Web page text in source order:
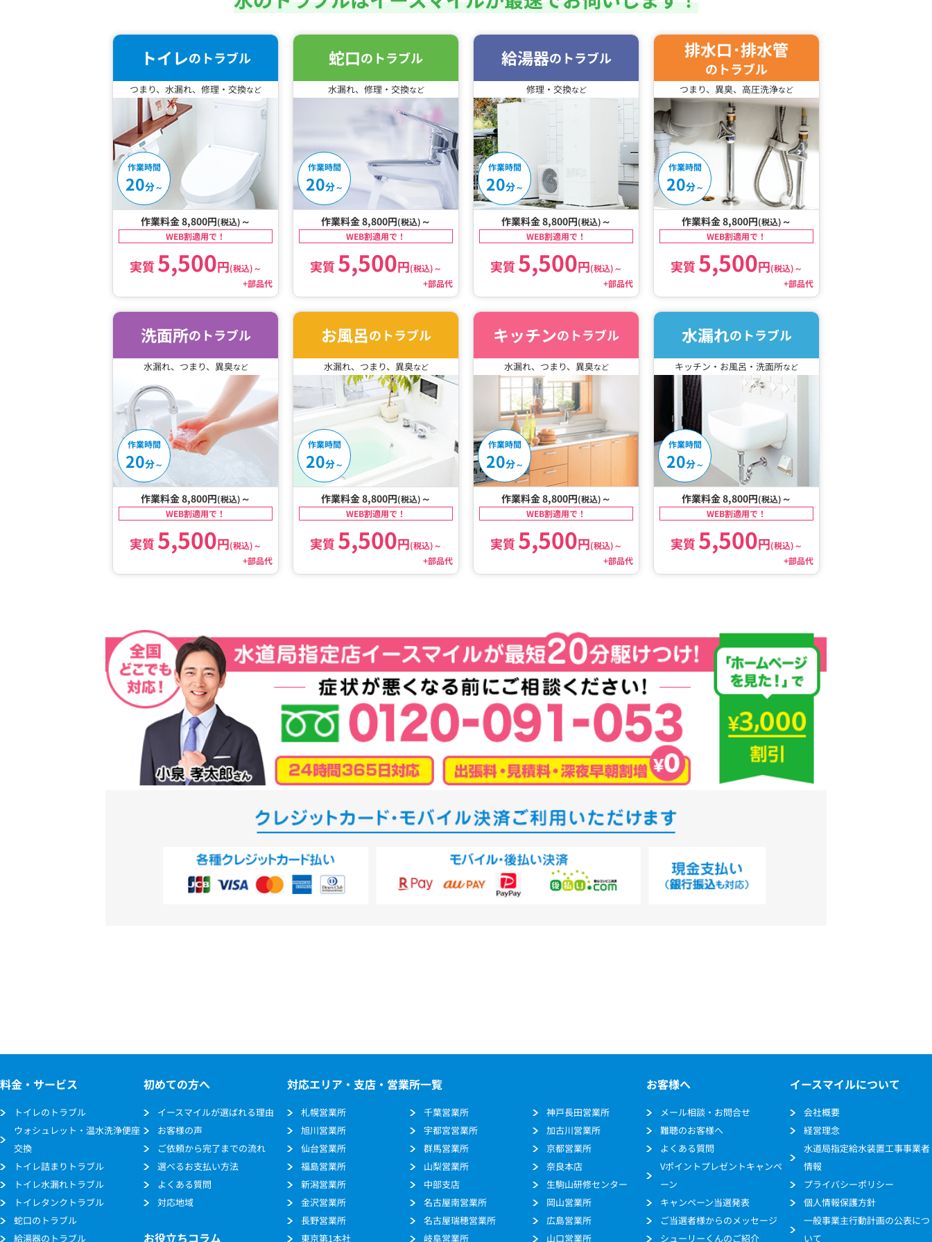
トイレのトラブル
つまり、水漏れ、修理・交換など
作業時間
20分～
作業料金 8,800円(税込) ～
WEB割適用で！
実質 5,500円(税込)～
+部品代
蛇口のトラブル
水漏れ、修理・交換など
作業時間
20分～
作業料金 8,800円(税込) ～
WEB割適用で！
実質 5,500円(税込)～
+部品代
給湯器のトラブル
修理・交換など
作業時間
20分～
作業料金 8,800円(税込) ～
WEB割適用で！
実質 5,500円(税込)～
+部品代
排水口･排水管
のトラブル
つまり、異臭、高圧洗浄など
作業時間
20分～
作業料金 8,800円(税込) ～
WEB割適用で！
実質 5,500円(税込)～
+部品代
洗面所のトラブル
水漏れ、つまり、異臭など
作業時間
20分～
作業料金 8,800円(税込) ～
WEB割適用で！
実質 5,500円(税込)～
+部品代
お風呂のトラブル
水漏れ、つまり、異臭など
作業時間
20分～
作業料金 8,800円(税込) ～
WEB割適用で！
実質 5,500円(税込)～
+部品代
キッチンのトラブル
水漏れ、つまり、異臭など
作業時間
20分～
作業料金 8,800円(税込) ～
WEB割適用で！
実質 5,500円(税込)～
+部品代
水漏れのトラブル
キッチン・お風呂・洗面所など
作業時間
20分～
作業料金 8,800円(税込) ～
WEB割適用で！
実質 5,500円(税込)～
+部品代
料金・サービス
トイレのトラブル
ウォシュレット・温水洗浄便座
交換
トイレ詰まりトラブル
トイレ水漏れトラブル
トイレタンクトラブル
蛇口のトラブル
給湯器のトラブル
初めての方へ
イースマイルが選ばれる理由
お客様の声
ご依頼から完了までの流れ
選べるお支払い方法
よくある質問
対応地域
お役立ちコラム
対応エリア・支店・営業所一覧
札幌営業所
旭川営業所
仙台営業所
福島営業所
新潟営業所
金沢営業所
長野営業所
東京第1本社
千葉営業所
宇都宮営業所
群馬営業所
山梨営業所
中部支店
名古屋南営業所
名古屋瑞穂営業所
岐阜営業所
神戸長田営業所
加古川営業所
京都営業所
奈良本店
生駒山研修センター
岡山営業所
広島営業所
山口営業所
お客様へ
メール相談・お問合せ
難聴のお客様へ
よくある質問
Vポイントプレゼントキャンペ
ーン
キャンペーン当選発表
ご当選者様からのメッセージ
シューリーくんのご紹介
イースマイルについて
会社概要
経営理念
水道局指定給水装置工事事業者
情報
プライバシーポリシー
個人情報保護方針
一般事業主行動計画の公表につ
いて